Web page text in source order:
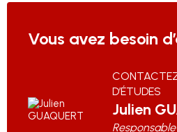
Vous avez besoin
D’ÉTUDES
Julien